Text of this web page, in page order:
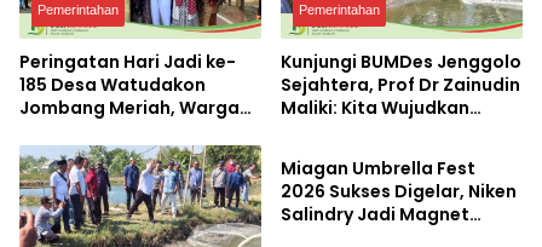
Pemerintahan
Peringatan Hari Jadi ke-
185 Desa Watudakon
Jombang Meriah, Warga
Karnaval Budaya
Pemerintahan
Kunjungi BUMDes Jenggolo
Sejahtera, Prof Dr Zainudin
Maliki: Kita Wujudkan
Pemerintahan
Miagan Umbrella Fest
2026 Sukses Digelar, Niken
Salindry Jadi Magnet